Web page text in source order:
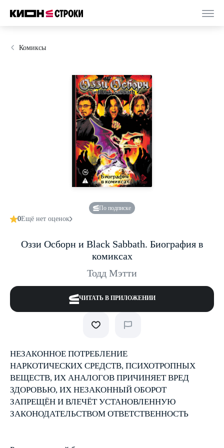
Комиксы
По подписке
0Ещё нет оценок
Оззи Осборн и Black Sabbath. Биография в
комиксах
Тодд Мэтти
ЧИТАТЬ В ПРИЛОЖЕНИИ
НЕЗАКОННОЕ ПОТРЕБЛЕНИЕ
НАРКОТИЧЕСКИХ СРЕДСТВ, ПСИХОТРОПНЫХ
ВЕЩЕСТВ, ИХ АНАЛОГОВ ПРИЧИНЯЕТ ВРЕД
ЗДОРОВЬЮ, ИХ НЕЗАКОННЫЙ ОБОРОТ
ЗАПРЕЩЁН И ВЛЕЧЁТ УСТАНОВЛЕННУЮ
ЗАКОНОДАТЕЛЬСТВОМ ОТВЕТСТВЕННОСТЬ